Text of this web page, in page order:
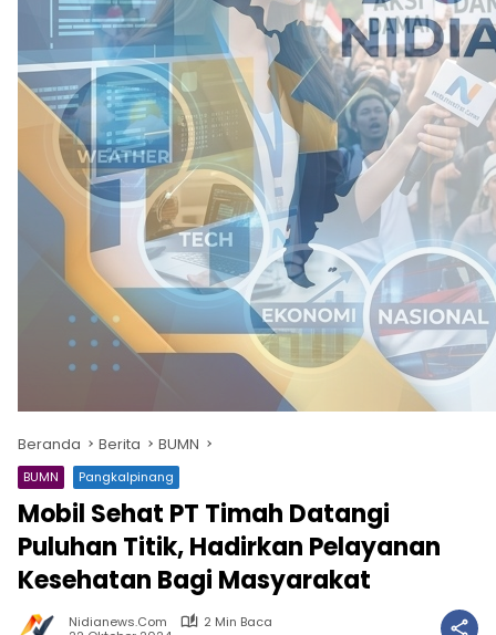
Beranda Berita BUMN
BUMN Pangkalpinang
Mobil Sehat PT Timah Datangi
Puluhan Titik, Hadirkan Pelayanan
Kesehatan Bagi Masyarakat
Nidianews.com
2 Min Baca